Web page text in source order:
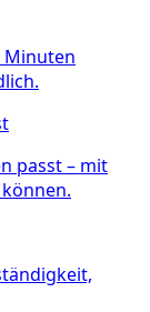
Minuten
passt – mit